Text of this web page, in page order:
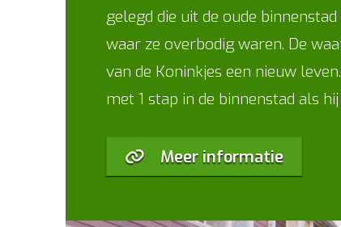
gelegd die uit de oude
waar ze overbodig waren. De
van de Koninkjes een nieuw
met 1 stap in de binnenstad als
Meer informatie